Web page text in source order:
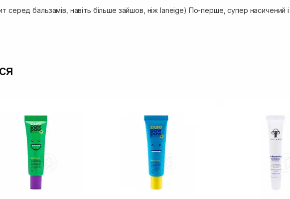
серед бальзамів, навіть більше зайшов, ніж laneige) По-перше, супер насичений